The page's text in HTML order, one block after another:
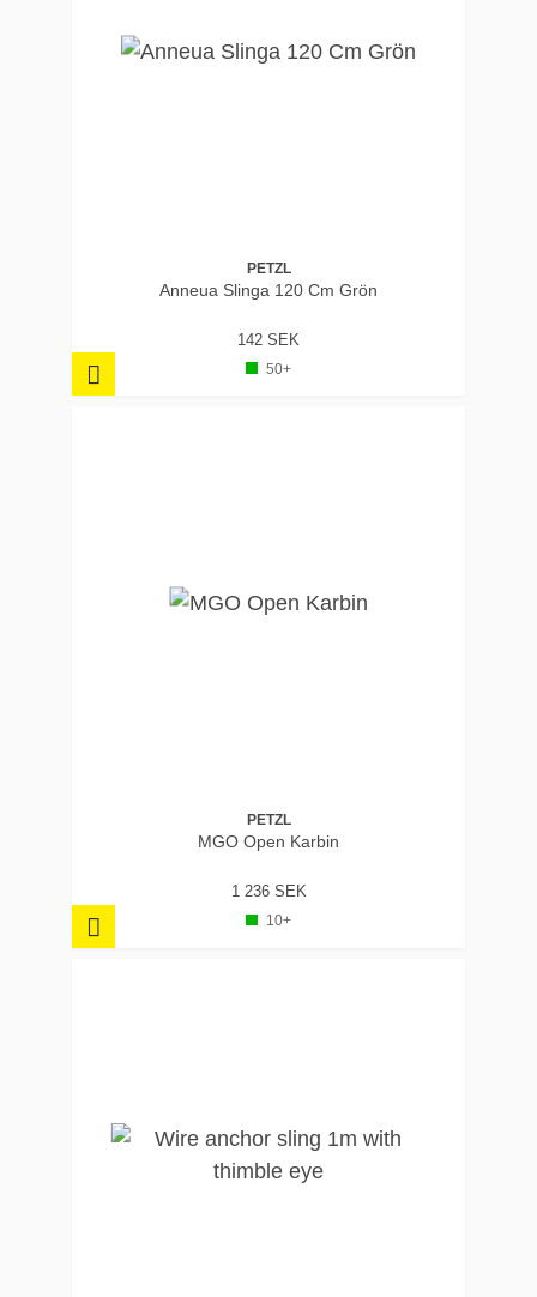
PETZL
Anneua Slinga 120 Cm Grön
142 SEK
50+
PETZL
MGO Open Karbin
1 236 SEK
10+